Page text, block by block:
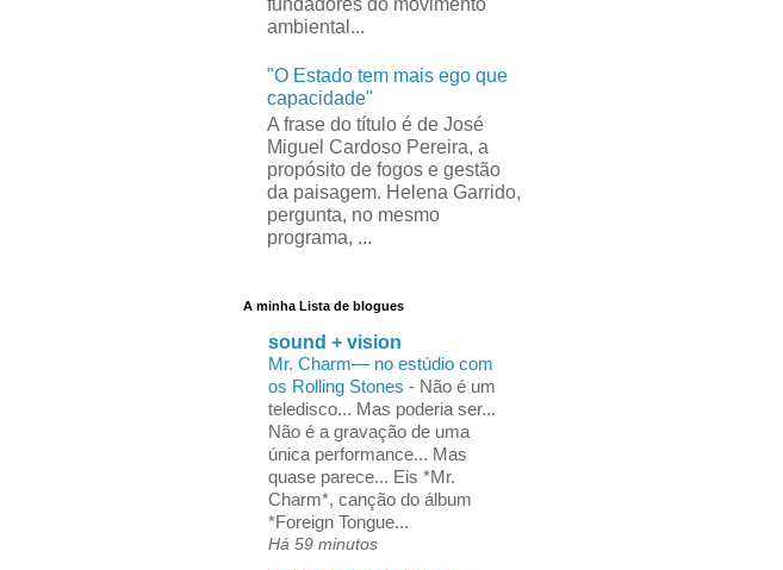
ambiental...
"O Estado tem mais ego que
capacidade"
A frase do título é de José
Miguel Cardoso Pereira, a
propósito de fogos e gestão
da paisagem. Helena Garrido,
pergunta, no mesmo
programa, ...
A minha Lista de blogues
sound + vision
Mr. Charm— no estúdio com
os Rolling Stones - Não é um
teledisco... Mas poderia ser...
Não é a gravação de uma
única performance... Mas
quase parece... Eis *Mr.
Charm*, canção do álbum
*Foreign Tongue...
Há 59 minutos